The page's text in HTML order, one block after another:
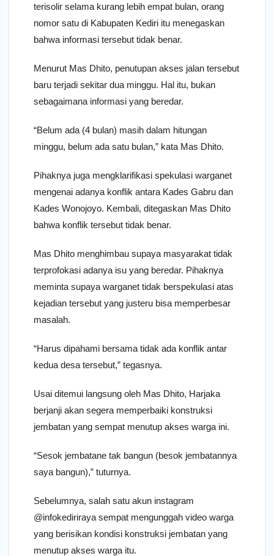
terisolir selama kurang lebih empat bulan, orang
nomor satu di Kabupaten Kediri itu menegaskan
bahwa informasi tersebut tidak benar.
Menurut Mas Dhito, penutupan akses jalan tersebut
baru terjadi sekitar dua minggu. Hal itu, bukan
sebagaimana informasi yang beredar.
“Belum ada (4 bulan) masih dalam hitungan
minggu, belum ada satu bulan,” kata Mas Dhito.
Pihaknya juga mengklarifikasi spekulasi warganet
mengenai adanya konflik antara Kades Gabru dan
Kades Wonojoyo. Kembali, ditegaskan Mas Dhito
bahwa konflik tersebut tidak benar.
Mas Dhito menghimbau supaya masyarakat tidak
terprofokasi adanya isu yang beredar. Pihaknya
meminta supaya warganet tidak berspekulasi atas
kejadian tersebut yang justeru bisa memperbesar
masalah.
“Harus dipahami bersama tidak ada konflik antar
kedua desa tersebut,” tegasnya.
Usai ditemui langsung oleh Mas Dhito, Harjaka
berjanji akan segera memperbaiki konstruksi
jembatan yang sempat menutup akses warga ini.
“Sesok jembatane tak bangun (besok jembatannya
saya bangun),” tuturnya.
Sebelumnya, salah satu akun instagram
@infokediriraya sempat mengunggah video warga
yang berisikan kondisi konstruksi jembatan yang
menutup akses warga itu.